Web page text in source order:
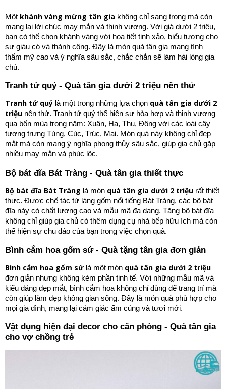
Một khánh vàng mừng tân gia không chỉ sang trọng mà còn
mang lại lời chúc may mắn và thịnh vượng. Với giá dưới 2 triệu,
bạn có thể chọn khánh vàng với họa tiết tinh xảo, biểu tượng cho
sự giàu có và thành công. Đây là món quà tân gia mang tính
thẩm mỹ cao và ý nghĩa sâu sắc, chắc chắn sẽ làm hài lòng gia
chủ.
Tranh tứ quý - Quà tân gia dưới 2 triệu nên thử
Tranh tứ quý là một trong những lựa chọn quà tân gia dưới 2
triệu nên thử. Tranh tứ quý thể hiện sự hòa hợp và thịnh vượng
qua bốn mùa trong năm: Xuân, Hạ, Thu, Đông với các loài cây
tượng trưng Tùng, Cúc, Trúc, Mai. Món quà này không chỉ đẹp
mắt mà còn mang ý nghĩa phong thủy sâu sắc, giúp gia chủ gặp
nhiều may mắn và phúc lộc.
Bộ bát đĩa Bát Tràng - Quà tân gia thiết thực
Bộ bát đĩa Bát Tràng là món quà tân gia dưới 2 triệu rất thiết
thực. Được chế tác từ làng gốm nổi tiếng Bát Tràng, các bộ bát
đĩa này có chất lượng cao và mẫu mã đa dạng. Tặng bộ bát đĩa
không chỉ giúp gia chủ có thêm dụng cụ nhà bếp hữu ích mà còn
thể hiện sự chu đáo của bạn trong việc chọn quà.
Bình cắm hoa gốm sứ - Quà tặng tân gia đơn giản
Bình cắm hoa gốm sứlà một món quà tân gia dưới 2 triệu
đơn giản nhưng không kém phần tinh tế. Với những mẫu mã và
kiểu dáng đẹp mắt, bình cắm hoa không chỉ dùng để trang trí mà
còn giúp làm đẹp không gian sống. Đây là món quà phù hợp cho
mọi gia đình, mang lại cảm giác ấm cúng và tươi mới.
Vật dụng hiện đại decor cho căn phòng - Quà tân gia
cho vợ chồng trẻ